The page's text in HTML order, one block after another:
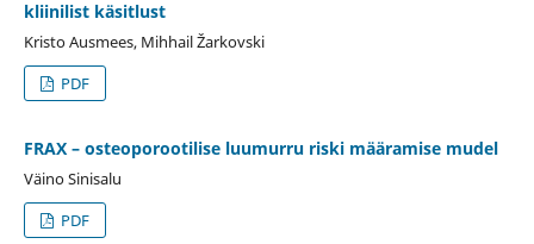
kliinilist käsitlust
Kristo Ausmees, Mihhail Žarkovski
PDF
FRAX – osteoporootilise luumurru riski määramise mudel
Väino Sinisalu
PDF